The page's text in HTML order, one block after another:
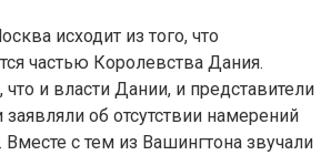
исходит из того, что
частью Королевства Дания.
и власти Дании, и представители
об отсутствии намерений
Вместе с тем из Вашингтона звучали